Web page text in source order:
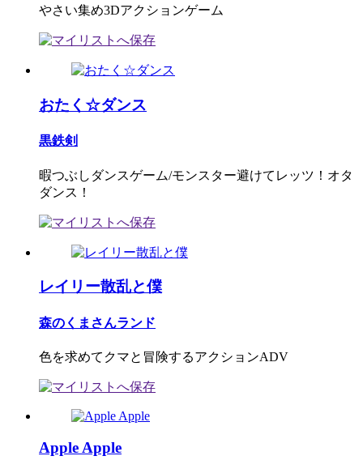
やさい集め3Dアクションゲーム
おたく☆ダンス
黒鉄剣
暇つぶしダンスゲーム/モンスター避けてレッツ！オタ
ダンス！
レイリー散乱と僕
森のくまさんランド
色を求めてクマと冒険するアクションADV
Apple Apple